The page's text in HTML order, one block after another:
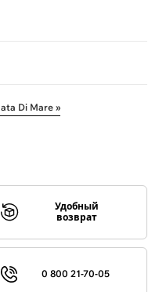
Di Mare »
Удобный
возврат
0 800 21-70-05